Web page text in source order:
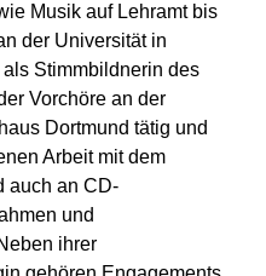
Musik auf Lehramt bis
der Universität in
Stimmbildnerin des
Vorchöre an der
Dortmund tätig und
Arbeit mit dem
auch an CD-
und
ihrer